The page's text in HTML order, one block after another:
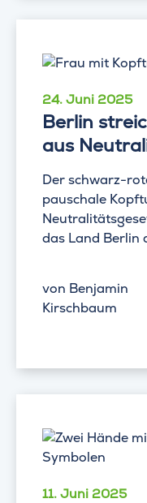
24. Juni 2025
Berlin
aus
Der schwarz-
pauschale
das Land Berlin
von Benjamin
Kirschbaum
11. Juni 2025